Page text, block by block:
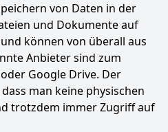
von Daten in der
und Dokumente auf
können von überall aus
Anbieter sind zum
Google Drive. Der
man keine physischen
trotzdem immer Zugriff auf